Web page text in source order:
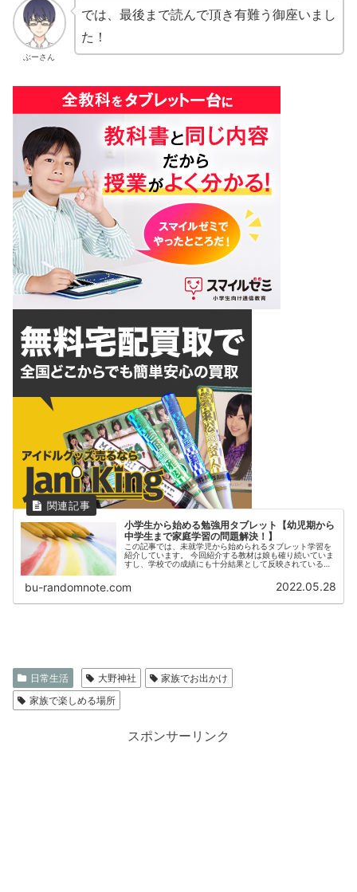
ぶーさん
では、最後まで読んで頂き有難う御座いまし
た！
小学生から始める勉強用タブレット【幼児期から
中学生まで家庭学習の問題解決！】
この記事では、未就学児から始められるタブレット学習を
紹介しています。 今回紹介する教材は娘も確り続いていま
すし、学校での成績にも十分結果として反映されているの
bu-randomnote.com 2022.05.28
日常生活 大野神社
家族でお出かけ
家族で楽しめる場所
スポンサーリンク